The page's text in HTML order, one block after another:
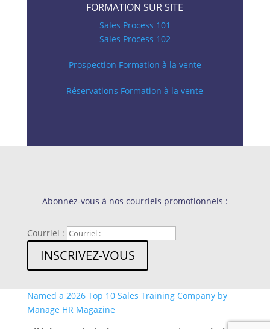
FORMATION SUR SITE
Sales Process 101
Sales Process 102
Prospection Formation à la vente
Réservations Formation à la vente
Abonnez-vous à nos courriels promotionnels :
Courriel :
INSCRIVEZ-VOUS
Named a 2026 Top 10 Sales Training Company by
Manage HR Magazine